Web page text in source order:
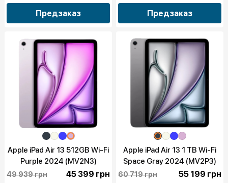
Предзаказ Предзаказ
Apple iPad Air 13 512GB Wi-Fi
Purple 2024 (MV2N3)
49 939 грн 45 399 грн
Apple iPad Air 13 1 TB Wi-Fi
Space Gray 2024 (MV2P3)
60 719 грн 55 199 грн